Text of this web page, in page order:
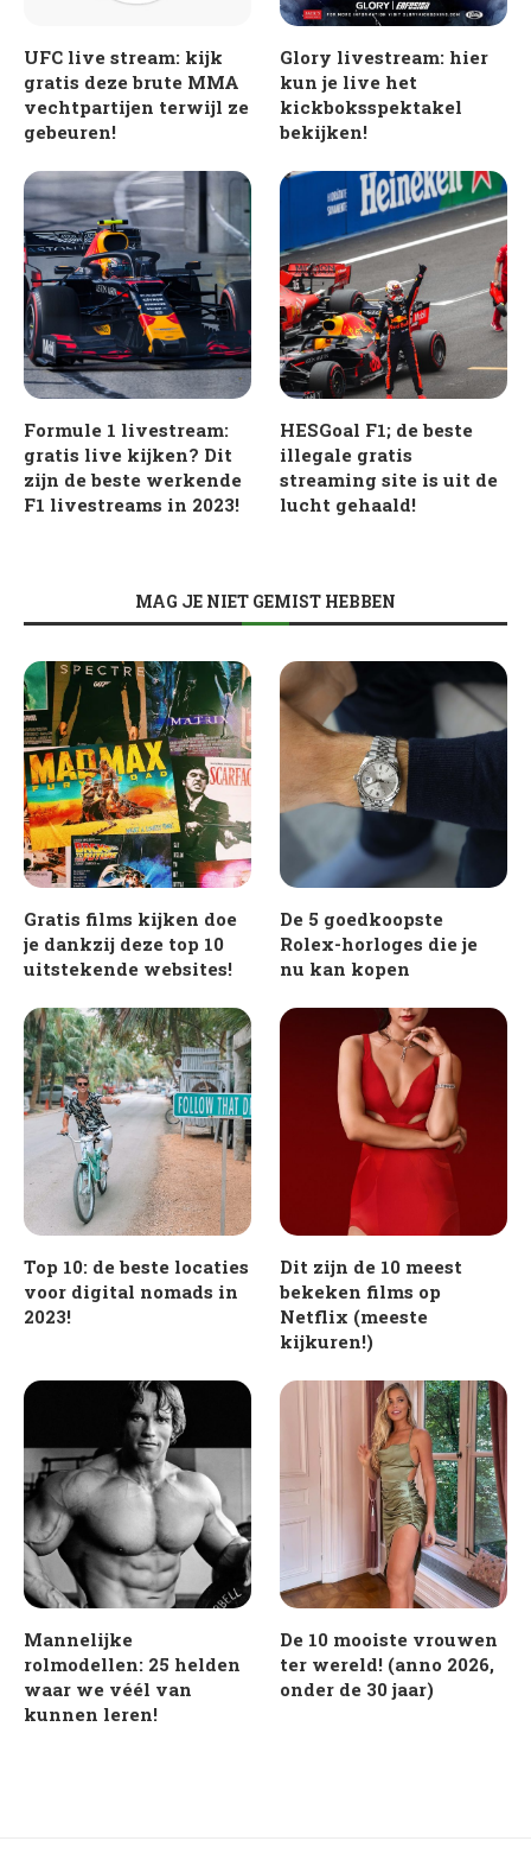
UFC live stream: kijk
gratis deze brute MMA
vechtpartijen terwijl ze
gebeuren!
Glory livestream: hier
kun je live het
kickboksspektakel
bekijken!
Formule 1 livestream:
gratis live kijken? Dit
zijn de beste werkende
F1 livestreams in 2023!
HESGoal F1; de beste
illegale gratis
streaming site is uit de
lucht gehaald!
MAG JE NIET GEMIST HEBBEN
Gratis films kijken doe
je dankzij deze top 10
uitstekende websites!
De 5 goedkoopste
Rolex-horloges die je
nu kan kopen
Top 10: de beste locaties
voor digital nomads in
2023!
Dit zijn de 10 meest
bekeken films op
Netflix (meeste
kijkuren!)
Mannelijke
rolmodellen: 25 helden
waar we véél van
kunnen leren!
De 10 mooiste vrouwen
ter wereld! (anno 2026,
onder de 30 jaar)